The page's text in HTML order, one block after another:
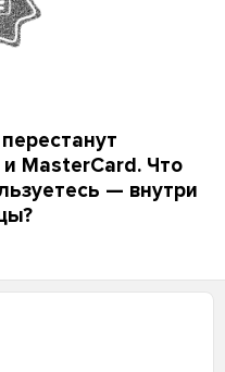
MasterCard. Что
— внутри